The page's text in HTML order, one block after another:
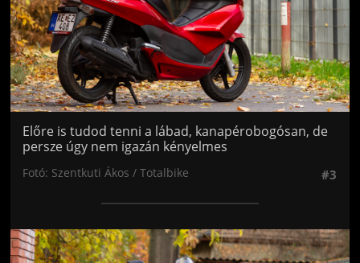
Előre is tudod tenni a lábad, kanapérobogósan, de
persze úgy nem igazán kényelmes
Fotó: Szentkuti Ákos / Totalbike #3
Jön még kép!